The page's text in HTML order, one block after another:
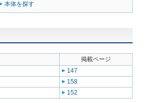
本体を探す
掲載ページ
147
158
152